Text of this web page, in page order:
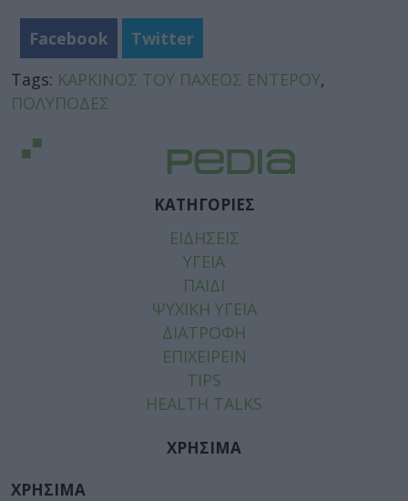
Facebook
Twitter
Tags: ΚΑΡΚΙΝΟΣ ΤΟΥ ΠΑΧΕΟΣ ΕΝΤΕΡΟΥ,
ΠΟΛΥΠΟΔΕΣ
ΚΑΤΗΓΟΡΙΕΣ
ΕΙΔΗΣΕΙΣ
ΥΓΕΙΑ
ΠΑΙΔΙ
ΨΥΧΙΚΗ ΥΓΕΙΑ
ΔΙΑΤΡΟΦΗ
ΕΠΙΧΕΙΡΕΙΝ
TIPS
HEALTH TALKS
ΧΡΗΣΙΜΑ
ΧΡΗΣΙΜΑ